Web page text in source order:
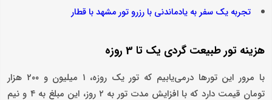
تجربه یک سفر به یادماندنی با رزرو تور مشهد با قطار
هزینه تور طبیعت گردی یک تا 3 روزه
با مرور این تورها درمی‌یابیم که تور یک روزه، ۱ میلیون و ۲۰۰ هزار
تومان قیمت دارد که با افزایش مدت تور به ۲ روز، این مبلغ به ۴ و نیم